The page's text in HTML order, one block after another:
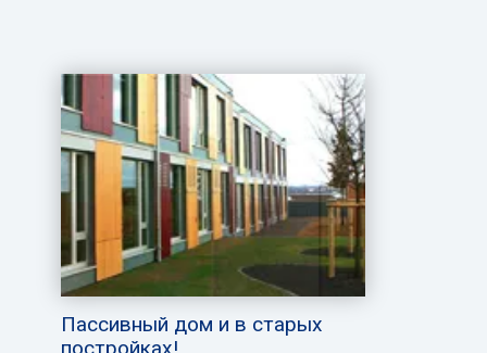
Пассивный дом и в старых